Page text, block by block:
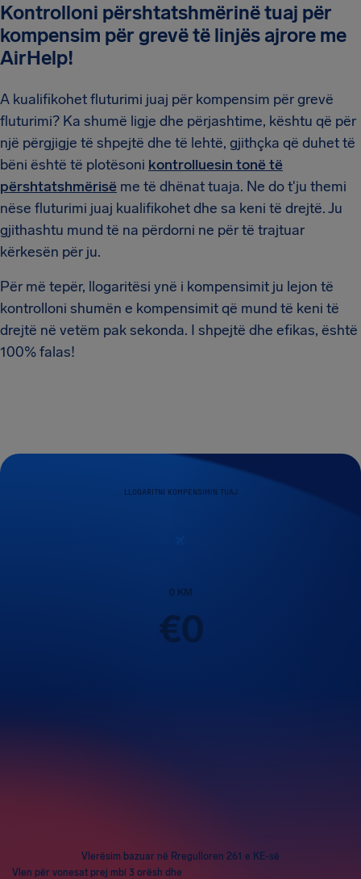
Kontrolloni përshtatshmërinë tuaj për
kompensim për grevë të linjës ajrore me
AirHelp!
A kualifikohet fluturimi juaj për kompensim për grevë
fluturimi? Ka shumë ligje dhe përjashtime, kështu që për
një përgjigje të shpejtë dhe të lehtë, gjithçka që duhet të
bëni është të plotësoni kontrolluesin tonë të
përshtatshmërisë me të dhënat tuaja. Ne do t'ju themi
nëse fluturimi juaj kualifikohet dhe sa keni të drejtë. Ju
gjithashtu mund të na përdorni ne për të trajtuar
kërkesën për ju.
Për më tepër, llogaritësi ynë i kompensimit ju lejon të
kontrolloni shumën e kompensimit që mund të keni të
drejtë në vetëm pak sekonda. I shpejtë dhe efikas, është
100% falas!
LLOGARITNI KOMPENSIMIN TUAJ
0KM
€0
Vlerësim bazuar në Rregulloren 261 e KE-së
Vlen për vonesat prej mbi 3 orësh dhe